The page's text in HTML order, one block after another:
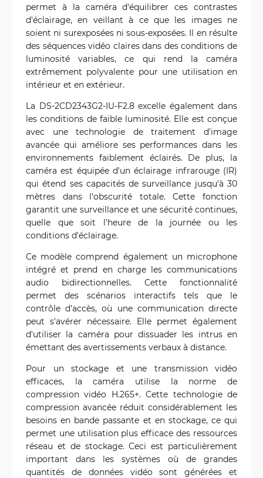
permet à la caméra d'équilibrer ces contrastes
d'éclairage, en veillant à ce que les images ne
soient ni surexposées ni sous-exposées. Il en résulte
des séquences vidéo claires dans des conditions de
luminosité variables, ce qui rend la caméra
extrêmement polyvalente pour une utilisation en
intérieur et en extérieur.
La DS-2CD2343G2-IU-F2.8 excelle également dans
les conditions de faible luminosité. Elle est conçue
avec une technologie de traitement d'image
avancée qui améliore ses performances dans les
environnements faiblement éclairés. De plus, la
caméra est équipée d'un éclairage infrarouge (IR)
qui étend ses capacités de surveillance jusqu'à 30
mètres dans l'obscurité totale. Cette fonction
garantit une surveillance et une sécurité continues,
quelle que soit l'heure de la journée ou les
conditions d'éclairage.
Ce modèle comprend également un microphone
intégré et prend en charge les communications
audio bidirectionnelles. Cette fonctionnalité
permet des scénarios interactifs tels que le
contrôle d'accès, où une communication directe
peut s'avérer nécessaire. Elle permet également
d'utiliser la caméra pour dissuader les intrus en
émettant des avertissements verbaux à distance.
Pour un stockage et une transmission vidéo
efficaces, la caméra utilise la norme de
compression vidéo H.265+. Cette technologie de
compression avancée réduit considérablement les
besoins en bande passante et en stockage, ce qui
permet une utilisation plus efficace des ressources
réseau et de stockage. Ceci est particulièrement
important dans les systèmes où de grandes
quantités de données vidéo sont générées et